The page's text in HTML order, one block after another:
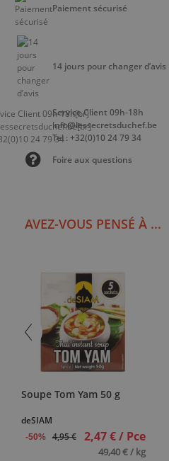
Paiement sécurisé
14 jours pour changer d’avis
Service Client 09h-18h
info@lessecretsduchef.be
Tel : +32(0)10 24 79 34
Foire aux questions
AVEZ-VOUS PENSÉ À ...
Soupe Tom Yam 50 g
deSIAM
-50% 4,95 € 2,47 € / Pce
49,40 € / kg